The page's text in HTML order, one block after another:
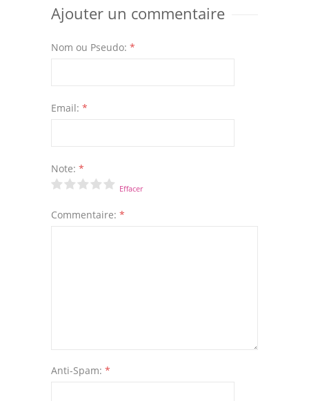
Ajouter un commentaire
Nom ou Pseudo: *
Email: *
Note: *
Effacer
Commentaire: *
Anti-Spam: *